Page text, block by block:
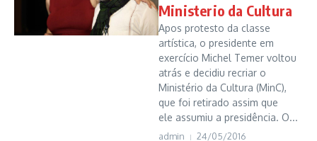
Ministerio da Cultura
Apos protesto da classe
artística, o presidente em
exercício Michel Temer voltou
atrás e decidiu recriar o
Ministério da Cultura (MinC),
que foi retirado assim que
ele assumiu a presidência. O...
admin 24/05/2016